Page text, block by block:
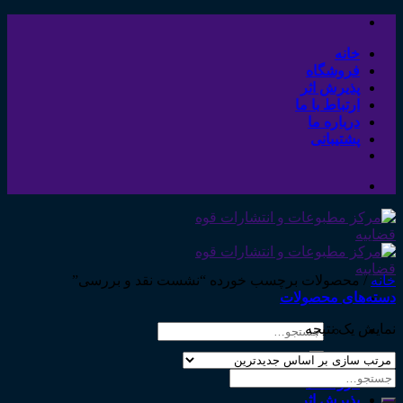
Skip
contentخانه
فروشگاه
پذیرش اثر
ارتباط با ما
درباره ما
پشتیبانی
جستجو
خانه
فروشگاه
پذیرش اثر
خانه /محصولات برچسب خورده “نشست نقد و بررسی”
دسته‌های محصولات
نمایش یک نتیجه
جستجو